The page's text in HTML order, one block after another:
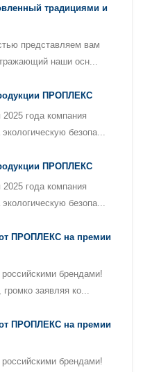
традициями и
представляем вам
наши осн...
ПРОПЛЕКС
года компания
безопа...
ПРОПЛЕКС
года компания
безопа...
от ПРОПЛЕКС на премии
брендами!
заявляя ко...
от ПРОПЛЕКС на премии
брендами!